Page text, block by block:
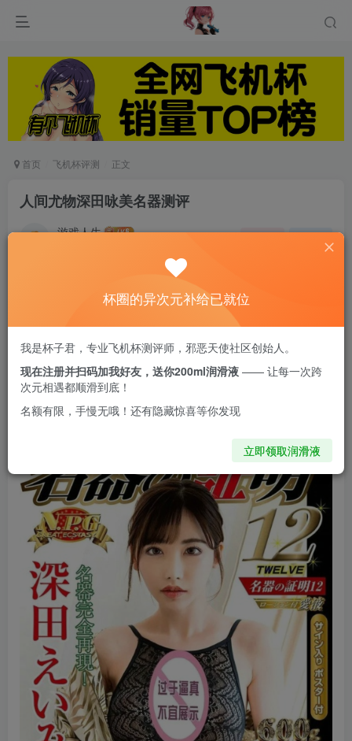
首页 飞机杯评测 正文
人间尤物深田咏美名器测评
游戏人生
2021年快过半了，大家是不是该升级下自己的玩
具了。别急，这期测评就为你带来了NPG名器の
证明012 深田咏美名器，本次产品依旧是从耐美尔
商城购入，正品保证方面是不需要担心的。
杯圈的异次元补给已就位
我是杯子君，专业飞机杯测评师，邪恶天使社区创始人。
现在注册并扫码加我好友，送你200ml润滑液 —— 让每一次跨
次元相遇都顺滑到底！
名额有限，手慢无哦！还有隐藏惊喜等你发现
立即领取润滑液